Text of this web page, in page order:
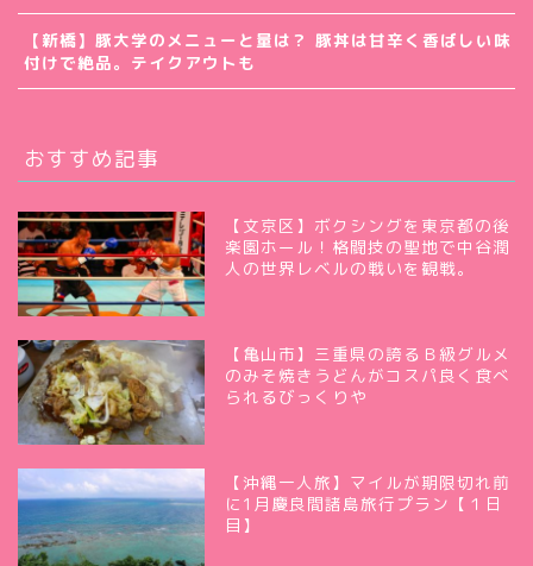
【新橋】豚大学のメニューと量は？ 豚丼は甘辛く香ばしい味
付けで絶品。テイクアウトも
おすすめ記事
【文京区】ボクシングを東京都の後
楽園ホール！格闘技の聖地で中谷潤
人の世界レベルの戦いを観戦。
【亀山市】三重県の誇るＢ級グルメ
のみそ焼きうどんがコスパ良く食べ
られるびっくりや
【沖縄一人旅】マイルが期限切れ前
に1月慶良間諸島旅行プラン【１日
目】